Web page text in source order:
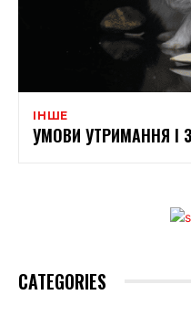
ІНШЕ
УМОВИ УТРИМАННЯ І
CATEGORIES